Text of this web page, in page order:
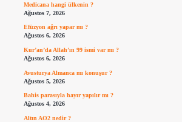
Medicana hangi ülkenin ?
Ağustos 7, 2026
Efüzyon ağrı yapar mı ?
Ağustos 6, 2026
Kur’an’da Allah’ın 99 ismi var mı ?
Ağustos 6, 2026
Avusturya Almanca mı konuşur ?
Ağustos 5, 2026
Bahis parasıyla hayır yapılır mı ?
Ağustos 4, 2026
Altın AO2 nedir ?